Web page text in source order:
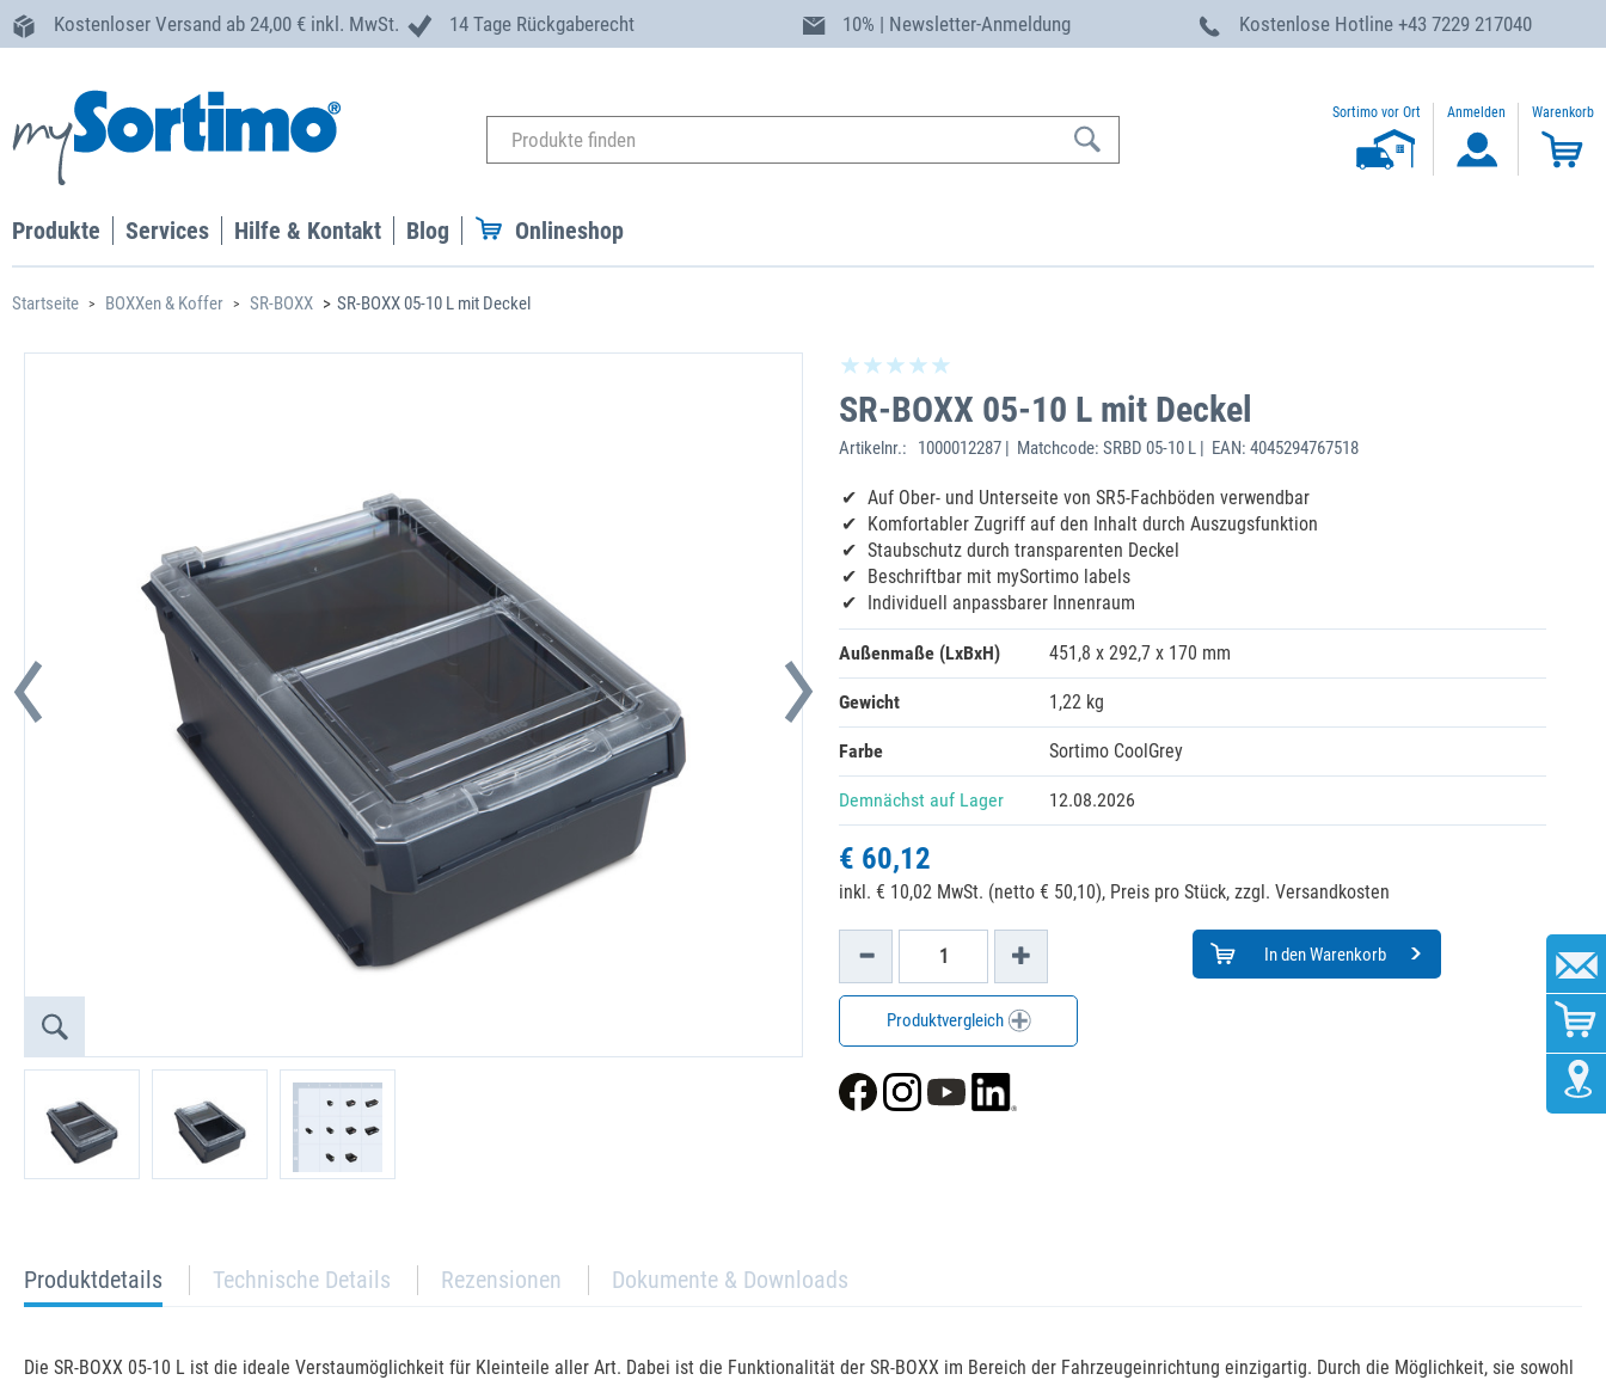
Kostenloser Versand ab 24,00 € inkl. MwSt. 14 Tage Rückgaberecht 10% | Newsletter-Anmeldung Kostenlose Hotline +43 7229 217040
Sortimo vor Ort Anmelden Warenkorb
Produkte Services Hilfe & Kontakt Blog Onlineshop
Startseite BOXXen & Koffer SR-BOXX SR-BOXX 05-10 L mit Deckel
SR-BOXX 05-10 L mit Deckel
Artikelnr.: 1000012287 | Matchcode: SRBD 05-10 L | EAN: 4045294767518
Auf Ober- und Unterseite von SR5-Fachböden verwendbar
Komfortabler Zugriff auf den Inhalt durch Auszugsfunktion
Staubschutz durch transparenten Deckel
Beschriftbar mit mySortimo labels
Individuell anpassbarer Innenraum
Außenmaße (LxBxH) 451,8 x 292,7 x 170 mm
Gewicht 1,22 kg
Farbe Sortimo CoolGrey
Demnächst auf Lager 12.08.2026
€ 60,12
inkl. € 10,02 MwSt. (netto € 50,10), Preis pro Stück, zzgl. Versandkosten
In den Warenkorb
Produktvergleich
current
tab:
Produktdetails Technische Details Rezensionen Dokumente & Downloads
Die SR-BOXX 05-10 L ist die ideale Verstaumöglichkeit für Kleinteile aller Art. Dabei ist die Funktionalität der SR-BOXX im Bereich der Fahrzeugeinrichtung einzigartig. Durch die Möglichkeit, sie sowohl